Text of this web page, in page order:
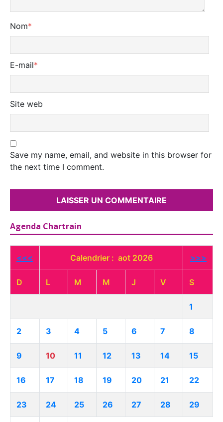
Nom*
E-mail*
Site web
Save my name, email, and website in this browser for
the next time I comment.
Agenda Chartrain
<<< Calendrier : aot 2026 >>>
D L M M J V S
1
2 3 4 5 6 7 8
9 10 11 12 13 14 15
16 17 18 19 20 21 22
23 24 25 26 27 28 29